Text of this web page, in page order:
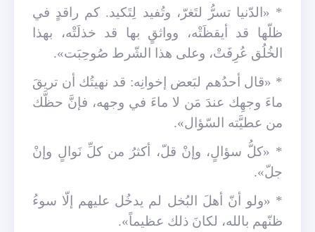
* «الدّنيا تسرُّ لتَغرّ، وتُفيد لِتَكيد. كم راقدٍ في
ظلّها قد أيقظَتْه، وواثقٍ بها قد خذلَتْه، بهذا
الخُلُق عُرِفَتْ، وعلى هذا الشّرط صُوحِبَت».
* «قال أحدُهم لبَعض إخوانِه: قد نهيتُك أن تريقَ
ماءَ وجهِك عندَ مَن لا ماءَ في وجهه، فإنَّ حظَّك
من عطيَّته السّؤال».
* «كلُّ سؤالٍ، وإنْ قلّ، أكثرُ من كلِّ نَوالٍ وإنْ
جلّ».
* «ولو أنّ أهلَ البُخل لم يدخُل عليهم إلّا سوءُ
ظنّهم بالله، لكانَ ذلك عظيماً».